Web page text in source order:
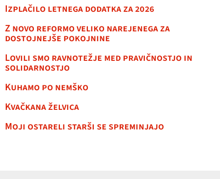
Izplačilo letnega dodatka za 2026
Z novo reformo veliko narejenega za
dostojnejše pokojnine
Lovili smo ravnotežje med pravičnostjo in
solidarnostjo
Kuhamo po nemško
Kvačkana želvica
Moji ostareli starši se spreminjajo